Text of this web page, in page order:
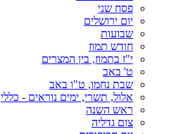
פסח שני
יום ירושלים
שבועות
חודש תמוז
י"ז בתמוז, בין המצרים
ט' באב
שבת נחמו, ט"ו באב
אלול, תשרי, ימים נוראים - כללי
ראש השנה
צום גדליה